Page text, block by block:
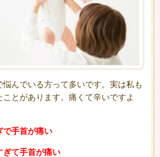
悩んでいる方って多いです。実は私も
ことがあります。痛くて辛いですよ
で手首が痛い
ぎて手首が痛い